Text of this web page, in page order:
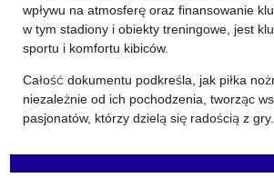
wpływu na atmosferę oraz finansowanie
w tym stadiony i obiekty treningowe, jest
sportu i komfortu kibiców.
Całość dokumentu podkreśla, jak piłka
niezależnie od ich pochodzenia, tworząc
pasjonatów, którzy dzielą się radością z gry.